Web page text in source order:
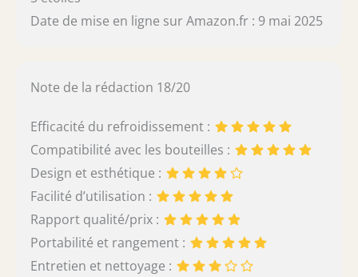
Date de mise en ligne sur Amazon.fr : 9 mai 2025
Note de la rédaction 18/20
Efficacité du refroidissement :
Compatibilité avec les bouteilles :
Design et esthétique :
Facilité d’utilisation :
Rapport qualité/prix :
Portabilité et rangement :
Entretien et nettoyage :